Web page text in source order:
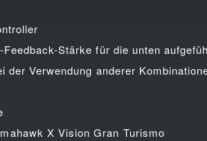
Stärke für die unten
der Verwendung anderer
X Vision Gran Turismo